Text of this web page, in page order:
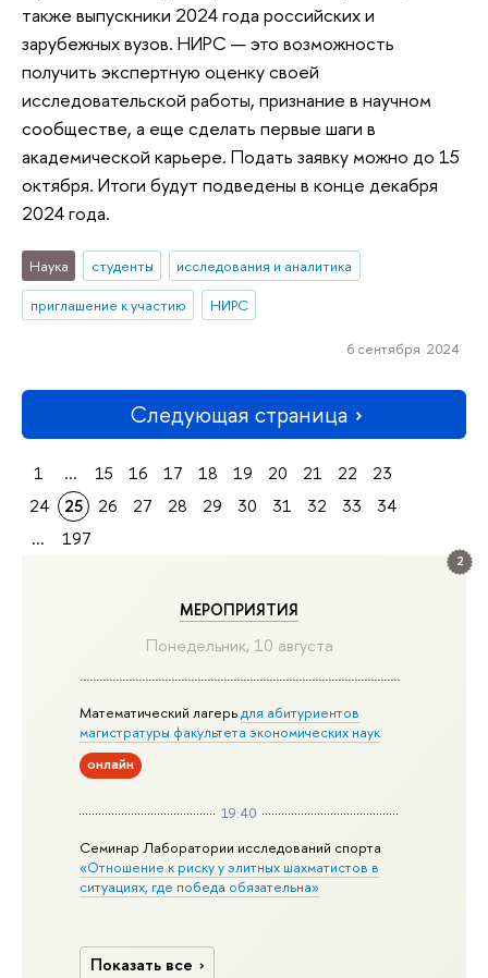
2
МЕРОПРИЯТИЯ
Понедельник, 10 августа
Математический лагерьдля абитуриентов
магистратуры факультета экономических наук
онлайн
19:40
Семинар Лаборатории исследований спорта
«Отношение к риску у элитных шахматистов в
ситуациях, где победа обязательна»
Показать все
также выпускники 2024 года российских и
зарубежных вузов. НИРС — это возможность
получить экспертную оценку своей
исследовательской работы, признание в научном
сообществе, а еще сделать первые шаги в
академической карьере. Подать заявку можно до 15
октября. Итоги будут подведены в конце декабря
2024 года.
Наука студенты
исследования и аналитика
приглашение к участию
НИРС
6 сентября 2024
Следующая страница
1 ... 15 16 17 18 19 20 21 22
23
24
25 26 27 28 29 30 31 32 33
34
...
197